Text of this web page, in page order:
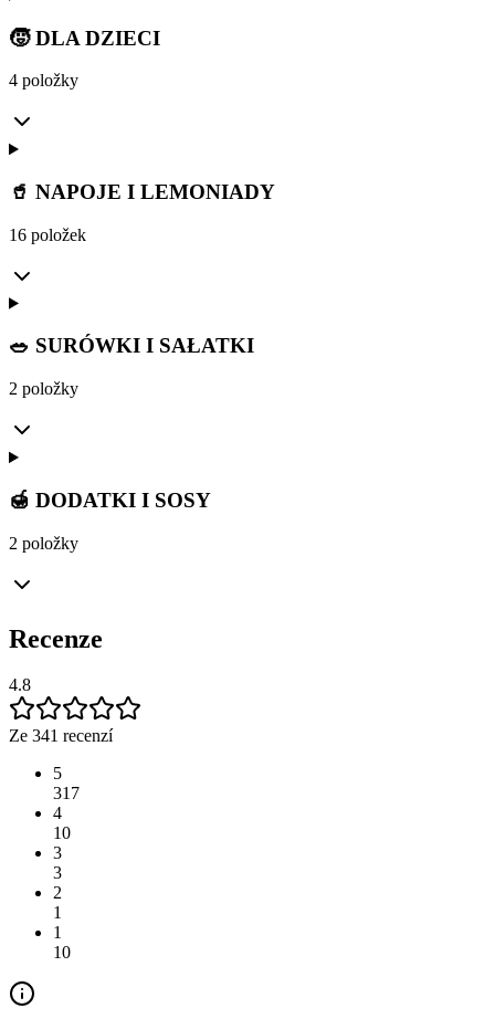
🧒 DLA DZIECI
4 položky
🥤 NAPOJE I LEMONIADY
16 položek
🥗 SURÓWKI I SAŁATKI
2 položky
🍯 DODATKI I SOSY
2 položky
Recenze
4.8
Ze 341 recenzí
5
317
4
10
3
3
2
1
1
10